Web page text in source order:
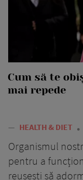
Cum să te
mai repede
— HEALTH & DIET
Organismul
pentru a
reușești să